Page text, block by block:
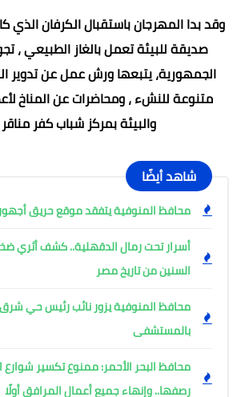
وقد بدا المهرجان باستقبال الكرفان
صديقة للبيئة تعمل بالغاز الطبيعي ،
الجمهورية، يتبعها ورش عمل عن تدوير
متنوعة للنشء ، ومحاضرات عن المناخ
والبيئة بمركز شباب كفر
شاهد أيضًا
محافظ المنوفية يتفقد موقع حريق
أسرار تحت رمال الدقهلية.. كشف أثري
السنين من تاريخ مصر
محافظ المنوفية يزور نائب رئيس حي
بالمستشفى
محافظ البحر الأحمر: ممنوع تكسير شوارع
رصفها.. وإنهاء جميع أعمال المرافق أولًا